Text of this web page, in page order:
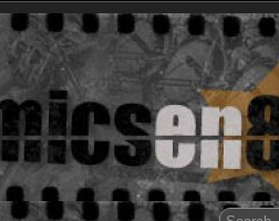
en 8mm